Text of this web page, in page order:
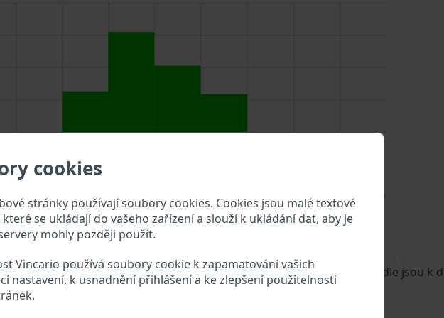
cookies
stránky používají soubory cookies. Cookies jsou malé textové
se ukládají do vašeho zařízení a slouží k ukládání dat, aby je
mohly později použít.
Vincario používá soubory cookie k zapamatování vašich
nastavení, k usnadnění přihlášení a ke zlepšení použitelnosti
VIN do vyhledávacího pole výše a překontrolujte, jaké údaje o vozidle jsou k